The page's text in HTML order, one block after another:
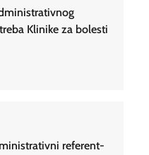
Klinike za bolesti
referent-